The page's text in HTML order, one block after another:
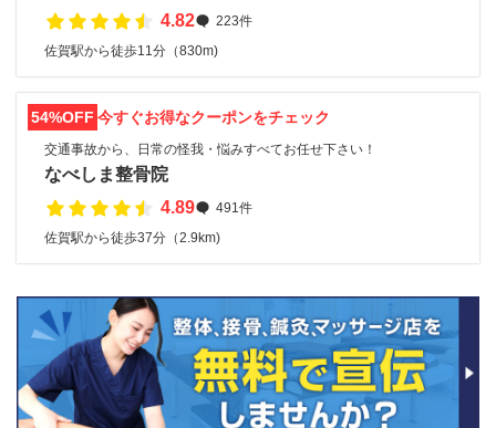
4.82
223件
佐賀駅から徒歩11分（830m)
54%OFF 今すぐお得なクーポンをチェック
交通事故から、日常の怪我・悩みすべてお任せ下さい！
なべしま整骨院
4.89
491件
佐賀駅から徒歩37分（2.9km)